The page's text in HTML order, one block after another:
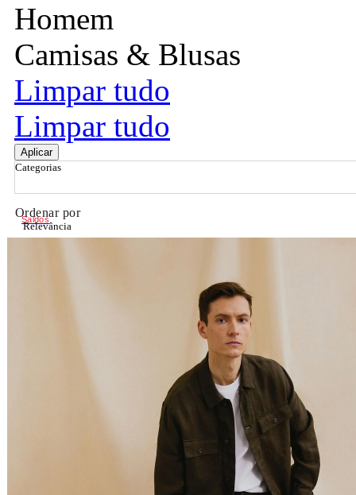
Homem
Camisas & Blusas
Limpar tudo
Limpar tudo
Aplicar
Categorias
Ordenar por
Relevância
Saldos